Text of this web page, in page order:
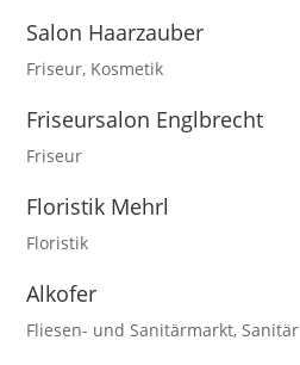
Salon Haarzauber
Friseur, Kosmetik
Friseursalon Englbrecht
Friseur
Floristik Mehrl
Floristik
Alkofer
Fliesen- und Sanitärmarkt,Sanitär